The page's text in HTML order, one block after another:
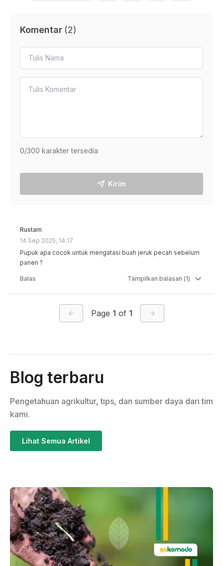
Komentar (2)
0/300 karakter tersedia
Kirim
Rustam
14 Sep 2025, 14:17
Pupuk apa cocok untuk mengatasi buah jeruk pecah sebelum
panen ?
Balas Tampilkan balasan (1)
Page 1 of 1
Blog terbaru
Pengetahuan agrikultur, tips, dan sumber daya dari tim
kami.
Lihat Semua Artikel